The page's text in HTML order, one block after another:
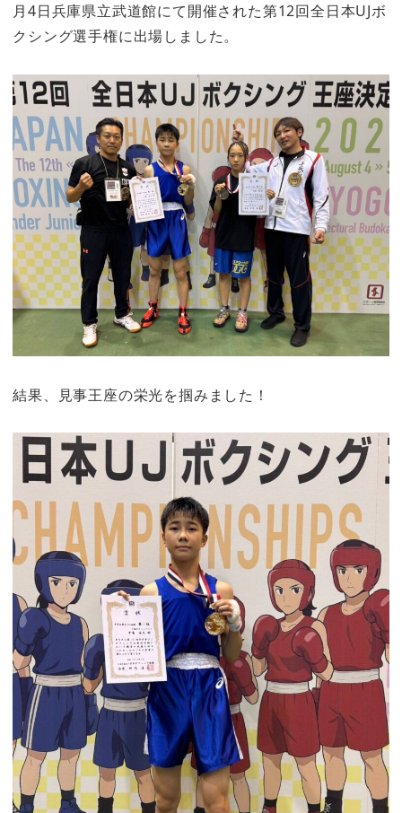
月4日兵庫県立武道館にて開催された第12回全日本UJボ
クシング選手権に出場しました。
結果、見事王座の栄光を掴みました！